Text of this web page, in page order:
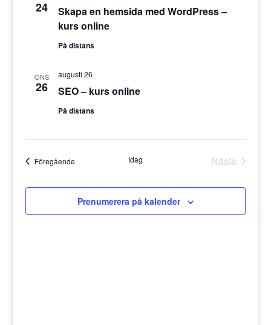
24
Skapa en hemsida med WordPress –
kurs online
På distans
ONS
26 SEO – kurs online
augusti 26
På distans
FöregåendeEvenemang Idag
Nästa
Prenumerera på kalender